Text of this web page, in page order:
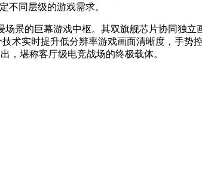
不同层级的游戏需求。
景的巨幕游戏中枢。其双旗舰芯片协同独立
术实时提升低分辨率游戏画面清晰度，手势
，堪称客厅级电竞战场的终极载体。